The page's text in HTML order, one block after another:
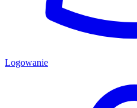
Logowanie